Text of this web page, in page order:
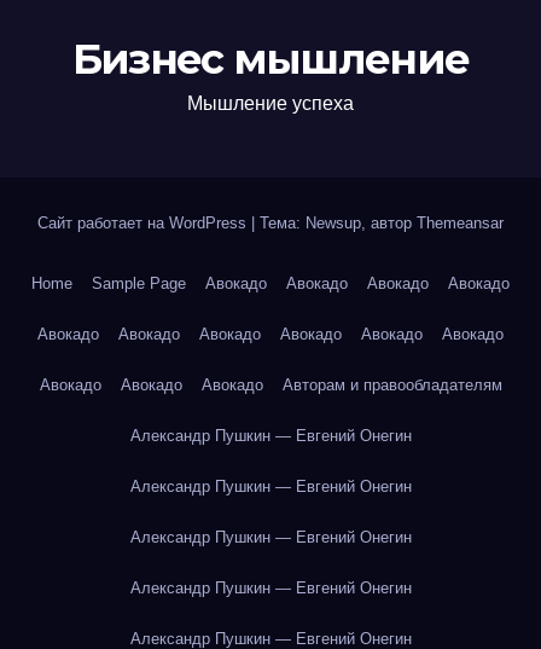
Бизнес мышление
Мышление успеха
Сайт работает на WordPress Тема: Newsup, автор Themeansar
Home Sample Page Авокадо Авокадо Авокадо Авокадо
Авокадо Авокадо Авокадо Авокадо Авокадо Авокадо
Авокадо Авокадо Авокадо Авторам и правообладателям
Александр Пушкин — Евгений Онегин
Александр Пушкин — Евгений Онегин
Александр Пушкин — Евгений Онегин
Александр Пушкин — Евгений Онегин
Александр Пушкин — Евгений Онегин